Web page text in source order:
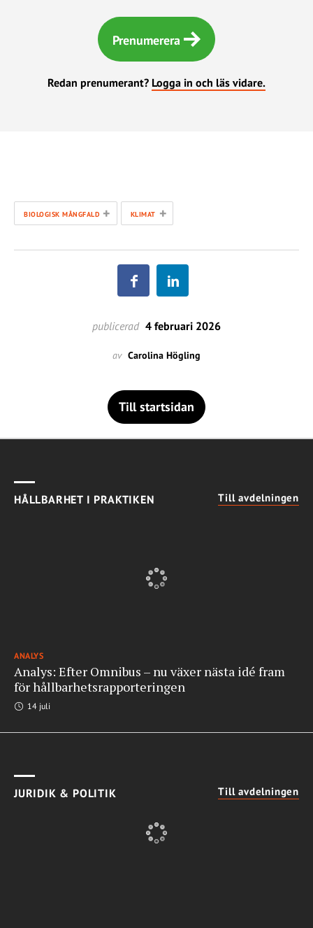
Prenumerera
Redan prenumerant? Logga in och läs vidare.
BIOLOGISK MÅNGFALD + KLIMAT +
publicerad 4 februari 2026
av Carolina Högling
Till startsidan
HÅLLBARHET I PRAKTIKEN Till avdelningen
ANALYS
Analys: Efter Omnibus – nu växer nästa idé fram
för hållbarhetsrapporteringen
14 juli
JURIDIK & POLITIK Till avdelningen